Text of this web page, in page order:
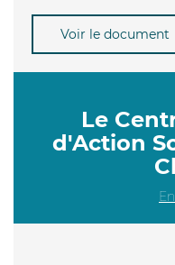
Voir le document
Le
d'Action